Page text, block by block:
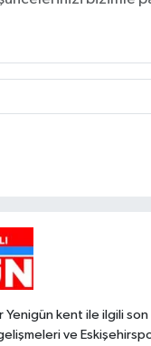
Yenigün kent ile ilgili son
ve